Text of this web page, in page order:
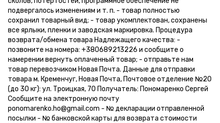
подвергалось изменениям и т. п. - товар полностью
сохранил товарный вид; - товар укомплектован, сохранены
все ярлыки, пленки и заводская маркировка. Процедура
возврата/обмена товара Надлежащего качества: -
позвоните на номера: +380689213226 и сообщите о
намерении вернуть оплаченный товар; - отправьте нам
товар перевозчиком Новая Почта. Данные для отправки
товара м. Кременчуг, Новая Почта, Почтовое отделение №20
(до 30 кг): ул. Троицкая, 70 Получатель: Пономаренко Сергей
Сообщите на электронную почту
ponomarenko.ho@gmail.com - № декларации отправленной
посылки - № банковской карты для возврата стоимости